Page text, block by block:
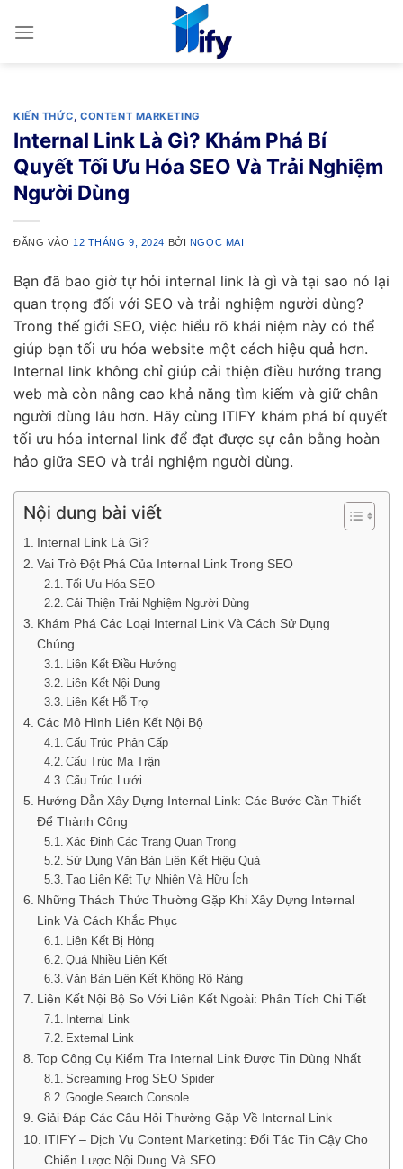
qua
KIẾN THỨC,CONTENT MARKETING
Internal Link Là Gì? Khám Phá Bí
Quyết Tối Ưu Hóa SEO Và Trải Nghiệm
Người Dùng
ĐĂNG VÀO 12 THÁNG 9, 2024 BỞI NGỌC MAI
Bạn đã bao giờ tự hỏi internal link là gì và tại sao nó lại
quan trọng đối với SEO và trải nghiệm người dùng?
Trong thế giới SEO, việc hiểu rõ khái niệm này có thể
giúp bạn tối ưu hóa website một cách hiệu quả hơn.
Internal link không chỉ giúp cải thiện điều hướng trang
web mà còn nâng cao khả năng tìm kiếm và giữ chân
người dùng lâu hơn. Hãy cùng ITIFY khám phá bí quyết
tối ưu hóa internal link để đạt được sự cân bằng hoàn
hảo giữa SEO và trải nghiệm người dùng.
Nội dung bài viết
Internal Link Là Gì?
Vai Trò Đột Phá Của Internal Link Trong SEO
Tối Ưu Hóa SEO
Cải Thiện Trải Nghiệm Người Dùng
Khám Phá Các Loại Internal Link Và Cách Sử Dụng
Chúng
Liên Kết Điều Hướng
Liên Kết Nội Dung
Liên Kết Hỗ Trợ
Các Mô Hình Liên Kết Nội Bộ
Cấu Trúc Phân Cấp
Cấu Trúc Ma Trận
Cấu Trúc Lưới
Hướng Dẫn Xây Dựng Internal Link: Các Bước Cần Thiết
Để Thành Công
Xác Định Các Trang Quan Trọng
Sử Dụng Văn Bản Liên Kết Hiệu Quả
Tạo Liên Kết Tự Nhiên Và Hữu Ích
Những Thách Thức Thường Gặp Khi Xây Dựng Internal
Link Và Cách Khắc Phục
Liên Kết Bị Hỏng
Quá Nhiều Liên Kết
Văn Bản Liên Kết Không Rõ Ràng
Liên Kết Nội Bộ So Với Liên Kết Ngoài: Phân Tích Chi Tiết
Internal Link
External Link
Top Công Cụ Kiểm Tra Internal Link Được Tin Dùng Nhất
Screaming Frog SEO Spider
Google Search Console
Giải Đáp Các Câu Hỏi Thường Gặp Về Internal Link
ITIFY – Dịch Vụ Content Marketing: Đối Tác Tin Cậy Cho
Chiến Lược Nội Dung Và SEO